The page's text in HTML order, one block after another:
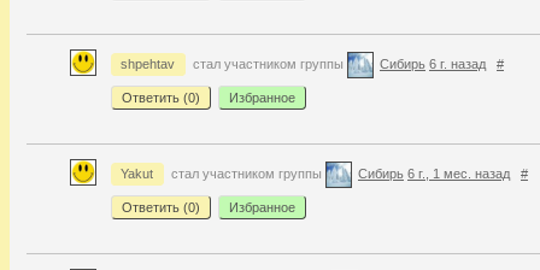
shpehtav стал участником группы Сибирь 6 г. назад #
Ответить (0) Избранное
Yakut стал участником группы Сибирь 6 г., 1 мес. назад #
Ответить (0) Избранное